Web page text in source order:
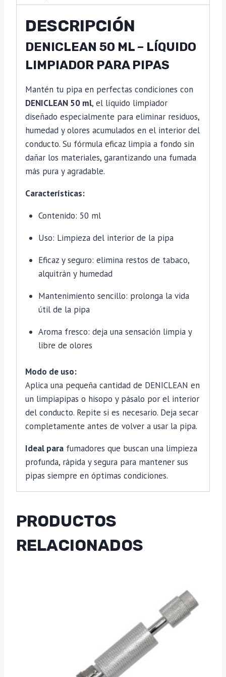
DESCRIPCIÓN
DENICLEAN 50 ML – LÍQUIDO
LIMPIADOR PARA PIPAS
Mantén tu pipa en perfectas condiciones con
DENICLEAN 50 ml, el líquido limpiador
diseñado especialmente para eliminar residuos,
humedad y olores acumulados en el interior del
conducto. Su fórmula eficaz limpia a fondo sin
dañar los materiales, garantizando una fumada
más pura y agradable.
Características:
Contenido: 50 ml
Uso: Limpieza del interior de la pipa
Eficaz y seguro: elimina restos de tabaco,
alquitrán y humedad
Mantenimiento sencillo: prolonga la vida
útil de la pipa
Aroma fresco: deja una sensación limpia y
libre de olores
Modo de uso:
Aplica una pequeña cantidad de DENICLEAN en
un limpiapipas o hisopo y pásalo por el interior
del conducto. Repite si es necesario. Deja secar
completamente antes de volver a usar la pipa.
Ideal para fumadores que buscan una limpieza
profunda, rápida y segura para mantener sus
pipas siempre en óptimas condiciones.
PRODUCTOS
RELACIONADOS